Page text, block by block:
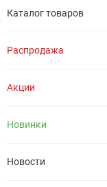
Каталог товаров
Распродажа
Акции
Новинки
Новости